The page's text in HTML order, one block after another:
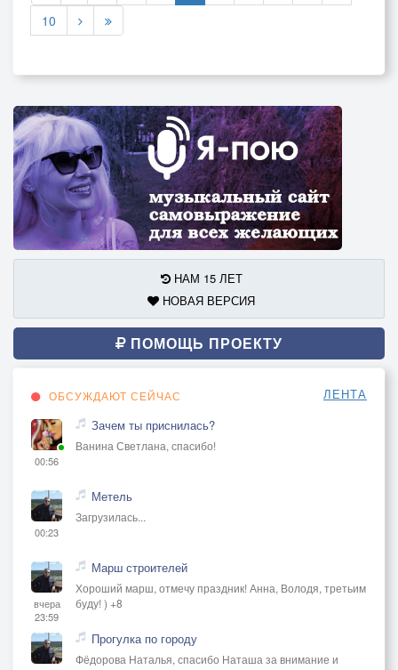
10
НАМ 15 ЛЕТ
НОВАЯ ВЕРСИЯ
ПОМОЩЬ ПРОЕКТУ
ОБСУЖДАЮТ СЕЙЧАС ЛЕНТА
00:56
Зачем ты приснилась?
Ванина Светлана, спасибо!
00:23
Метель
Загрузилась...
вчера
23:59
Марш строителей
Хороший марш, отмечу праздник! Анна, Володя, третьим
буду! ) +8
Прогулка по городу
Фёдорова Наталья, спасибо Наташа за внимание и